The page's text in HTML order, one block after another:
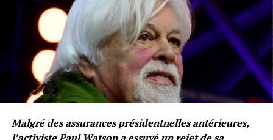
Malgré des assurances présidentnelles antérieures,